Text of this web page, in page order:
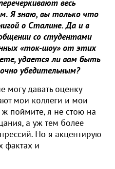
весь
Я знаю, вы только что
о Сталине. Да и в
со студентами
«ток-шоу» от этих
удается ли вам быть
убедительным?
могу давать оценку
мои коллеги и мои
ж поймите, я не стою на
а уж тем более
Но я акцентирую
фактах и